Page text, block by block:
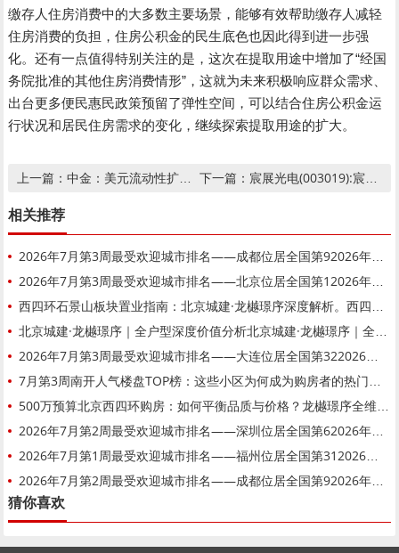
缴存人住房消费中的大多数主要场景，能够有效帮助缴存人减轻
住房消费的负担，住房公积金的民生底色也因此得到进一步强
化。还有一点值得特别关注的是，这次在提取用途中增加了“经国
务院批准的其他住房消费情形”，这就为未来积极响应群众需求、
出台更多便民惠民政策预留了弹性空间，可以结合住房公积金运
行状况和居民住房需求的变化，继续探索提取用途的扩大。
上一篇：中金：美元流动性扩张的引擎正在经历一场“大切换” 下一篇： 宸展光电(003019):宸展光电（厦门）股份有限公司最近一年的财务报告及其审计报告
相关推荐
2026年7月第3周最受欢迎城市排名——成都位居全国第92026年7月第3周最受欢迎城市排名——成都位居全国第9
2026年7月第3周最受欢迎城市排名——北京位居全国第12026年7月第3周最受欢迎城市排名——北京位居全国第1
西四环石景山板块置业指南：北京城建·龙樾璟序深度解析。西四环石景山板块置业指南：北京城建·龙樾璟序深度解析。
北京城建·龙樾璟序｜全户型深度价值分析北京城建·龙樾璟序｜全户型深度价值分析
2026年7月第3周最受欢迎城市排名——大连位居全国第322026年7月第3周最受欢迎城市排名——大连位居全国第32
7月第3周南开人气楼盘TOP榜：这些小区为何成为购房者的热门选择？7月第3周南开人气楼盘TOP榜：这些小区为何成为购房者的热门选择？
500万预算北京西四环购房：如何平衡品质与价格？龙樾璟序全维度对比解析500万预算北京西四环购房：如何平衡品质与价格？龙樾璟序全维度对比解析
2026年7月第2周最受欢迎城市排名——深圳位居全国第62026年7月第2周最受欢迎城市排名——深圳位居全国第6
2026年7月第1周最受欢迎城市排名——福州位居全国第312026年7月第1周最受欢迎城市排名——福州位居全国第31
2026年7月第2周最受欢迎城市排名——成都位居全国第92026年7月第2周最受欢迎城市排名——成都位居全国第9
猜你喜欢